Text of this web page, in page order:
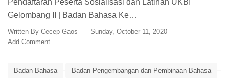
Pendaftaran Peserta Sosialisasi dan Latihan UKBI
Gelombang II | Badan Bahasa Ke…
Written By Cecep Gaos
Sunday, October 11, 2020
Add Comment
Badan Bahasa Badan Pengembangan dan Pembinaan Bahasa